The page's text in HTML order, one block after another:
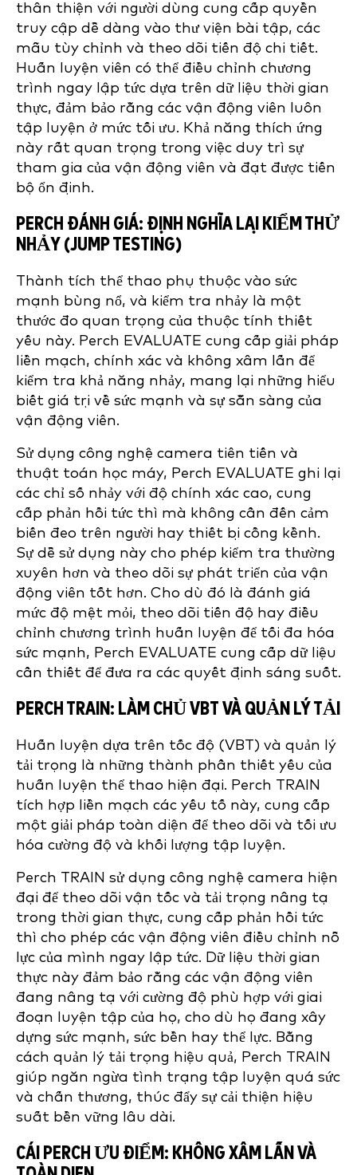
thân thiện với người dùng cung cấp quyền
truy cập dễ dàng vào thư viện bài tập, các
mẫu tùy chỉnh và theo dõi tiến độ chi tiết.
Huấn luyện viên có thể điều chỉnh chương
trình ngay lập tức dựa trên dữ liệu thời gian
thực, đảm bảo rằng các vận động viên luôn
tập luyện ở mức tối ưu. Khả năng thích ứng
này rất quan trọng trong việc duy trì sự
tham gia của vận động viên và đạt được tiến
bộ ổn định.
PERCH ĐÁNH GIÁ: ĐỊNH NGHĨA LẠI KIỂM THỬ
NHẢY (JUMP TESTING)
Thành tích thể thao phụ thuộc vào sức
mạnh bùng nổ, và kiểm tra nhảy là một
thước đo quan trọng của thuộc tính thiết
yếu này. Perch EVALUATE cung cấp giải pháp
liền mạch, chính xác và không xâm lấn để
kiểm tra khả năng nhảy, mang lại những hiểu
biết giá trị về sức mạnh và sự sẵn sàng của
vận động viên.
Sử dụng công nghệ camera tiên tiến và
thuật toán học máy, Perch EVALUATE ghi lại
các chỉ số nhảy với độ chính xác cao, cung
cấp phản hồi tức thì mà không cần đến cảm
biến đeo trên người hay thiết bị cồng kềnh.
Sự dễ sử dụng này cho phép kiểm tra thường
xuyên hơn và theo dõi sự phát triển của vận
động viên tốt hơn. Cho dù đó là đánh giá
mức độ mệt mỏi, theo dõi tiến độ hay điều
chỉnh chương trình huấn luyện để tối đa hóa
sức mạnh, Perch EVALUATE cung cấp dữ liệu
cần thiết để đưa ra các quyết định sáng suốt.
PERCH TRAIN: LÀM CHỦ VBT VÀ QUẢN LÝ TẢI
Huấn luyện dựa trên tốc độ (VBT) và quản lý
tải trọng là những thành phần thiết yếu của
huấn luyện thể thao hiện đại. Perch TRAIN
tích hợp liền mạch các yếu tố này, cung cấp
một giải pháp toàn diện để theo dõi và tối ưu
hóa cường độ và khối lượng tập luyện.
Perch TRAIN sử dụng công nghệ camera hiện
đại để theo dõi vận tốc và tải trọng nâng tạ
trong thời gian thực, cung cấp phản hồi tức
thì cho phép các vận động viên điều chỉnh nỗ
lực của mình ngay lập tức. Dữ liệu thời gian
thực này đảm bảo rằng các vận động viên
đang nâng tạ với cường độ phù hợp với giai
đoạn luyện tập của họ, cho dù họ đang xây
dựng sức mạnh, sức bền hay thể lực. Bằng
cách quản lý tải trọng hiệu quả, Perch TRAIN
giúp ngăn ngừa tình trạng tập luyện quá sức
và chấn thương, thúc đẩy sự cải thiện hiệu
suất bền vững lâu dài.
CÁI PERCH ƯU ĐIỂM: KHÔNG XÂM LẤN VÀ